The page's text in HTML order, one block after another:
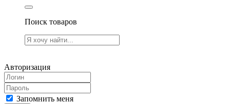
Поиск товаров
Авторизация
Запомнить меня